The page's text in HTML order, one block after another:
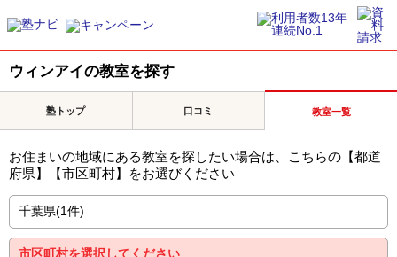
ウィンアイの教室を探す
塾トップ 口コミ 教室一覧
お住まいの地域にある教室を探したい場合は、こちらの【都道
府県】【市区町村】をお選びください